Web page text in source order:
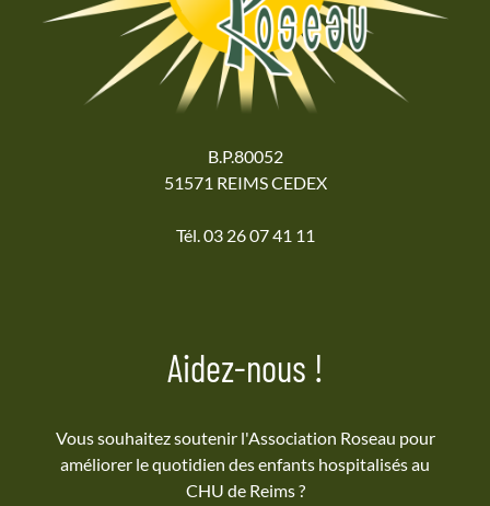
B.P.80052
51571 REIMS CEDEX
Tél. 03 26 07 41 11
Aidez-nous !
Vous souhaitez soutenir l'Association Roseau pour
améliorer le quotidien des enfants hospitalisés au
CHU de Reims ?